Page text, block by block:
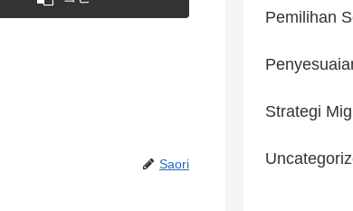
Saori
Pemilihan
Strategi